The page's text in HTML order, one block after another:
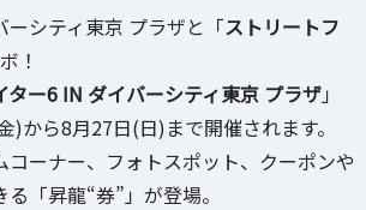
ーシティ東京 プラザと「ストリートフ
！
ター6 IN ダイバーシティ東京 プラザ」
)から8月27日(日)まで開催されます。
ーナー、フォトスポット、クーポンや
「昇龍“券”」が登場。